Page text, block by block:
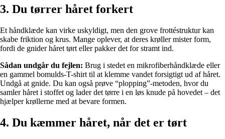
3. Du tørrer håret forkert
Et håndklæde kan virke uskyldigt, men den grove frottéstruktur kan
skabe friktion og krus. Mange oplever, at deres krøller mister form,
fordi de gnider håret tørt eller pakker det for stramt ind.
Sådan undgår du fejlen: Brug i stedet en mikrofiberhåndklæde eller
en gammel bomulds-T-shirt til at klemme vandet forsigtigt ud af håret.
Undgå at gnide. Du kan også prøve “plopping”-metoden, hvor du
samler håret i stoffet og lader det tørre i en løs knude på hovedet – det
hjælper krøllerne med at bevare formen.
4. Du kæmmer håret, når det er tørt